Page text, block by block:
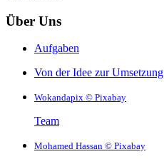
Über Uns
Aufgaben
Von der Idee zur Umsetzung
Wokandapix © Pixabay
Team
Mohamed Hassan © Pixabay